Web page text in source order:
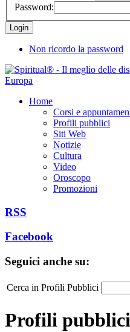
Password:
Non ricordo la password
Home
Corsi e
Profili pubblici
Siti Web
Notizie
Cultura
Video
Oroscopo
Promozioni
RSS
Facebook
Seguici anche su:
Cerca in Profili Pubblici
Profili